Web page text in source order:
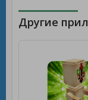
Другие